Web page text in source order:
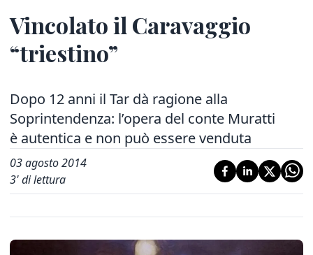
Vincolato il Caravaggio
“triestino”
Dopo 12 anni il Tar dà ragione alla
Soprintendenza: l’opera del conte Muratti
è autentica e non può essere venduta
03 agosto 2014
3' di lettura